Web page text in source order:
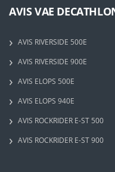
AVIS VAE
AVIS RIVERSIDE 500E
AVIS RIVERSIDE 900E
AVIS ELOPS 500E
AVIS ELOPS 940E
AVIS ROCKRIDER E-ST 500
AVIS ROCKRIDER E-ST 900